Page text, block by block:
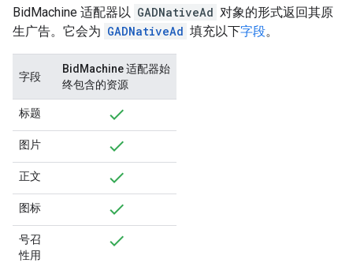
BidMachine 适配器以 GADNativeAd 对象的形式返回其原
生广告。它会为 GADNativeAd 填充以下字段。
字段
BidMachine 适配器始
终包含的资源
标题
图片
正文
图标
号召
性用